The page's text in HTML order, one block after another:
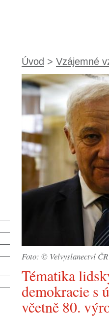
Úvod > Vzájemné
Foto: © Velvyslanectví
Tématika
demokracie s
včetně 80.